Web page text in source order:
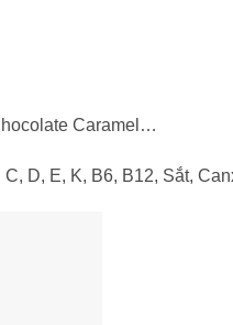
Caramel…
C, D, E, K, B6, B12, Sắt,